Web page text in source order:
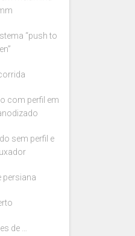
“push to
com perfil em
sem perfil e
persiana
de …